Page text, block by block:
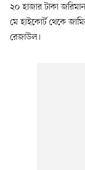
২০ হাজার টাকা
মে হাইকোর্ট থেকে
রেজাউল।